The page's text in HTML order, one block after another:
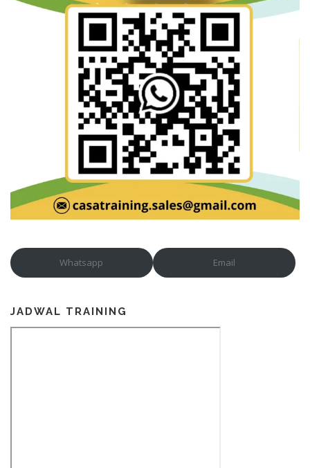
Whatsapp Email
JADWAL TRAINING